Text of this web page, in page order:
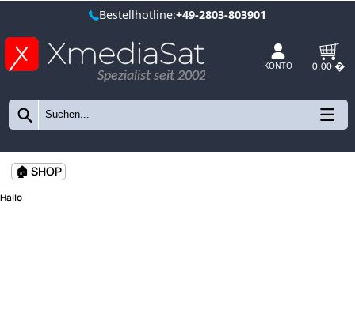
Bestellhotline:+49-2803-803901
Spezialist seit 2002